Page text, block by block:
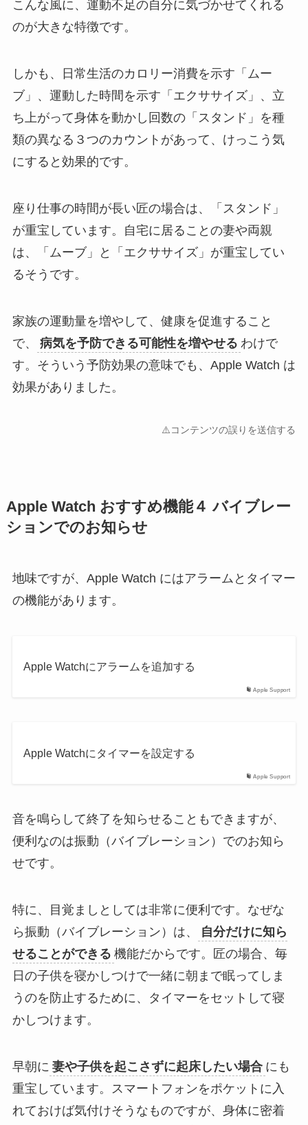
こんな風に、運動不足の自分に気づかせてくれる
のが大きな特徴です。
しかも、日常生活のカロリー消費を示す「ムー
ブ」、運動した時間を示す「エクササイズ」、立
ち上がって身体を動かし回数の「スタンド」を種
類の異なる３つのカウントがあって、けっこう気
にすると効果的です。
座り仕事の時間が長い匠の場合は、「スタンド」
が重宝しています。自宅に居ることの妻や両親
は、「ムーブ」と「エクササイズ」が重宝してい
るそうです。
家族の運動量を増やして、健康を促進すること
で、
病気を予防できる可能性を増やせる わけで
す。そういう予防効果の意味でも、Apple Watch は
効果がありました。
⚠️コンテンツの誤りを送信する
Apple Watch おすすめ機能４ バイブレー
ションでのお知らせ
地味ですが、Apple Watch にはアラームとタイマー
の機能があります。
Apple Support
Apple Watchにアラームを追加する
Apple Support
Apple Watchにタイマーを設定する
音を鳴らして終了を知らせることもできますが、
便利なのは振動（バイブレーション）でのお知ら
せです。
特に、目覚ましとしては非常に便利です。なぜな
ら振動（バイブレーション）は、
自分だけに知ら
せることができる 機能だからです。匠の場合、毎
日の子供を寝かしつけで一緒に朝まで眠ってしま
うのを防止するために、タイマーをセットして寝
かしつけます。
早朝に 妻や子供を起こさずに起床したい場合 にも
重宝しています。スマートフォンをポケットに入
れておけば気付けそうなものですが、身体に密着